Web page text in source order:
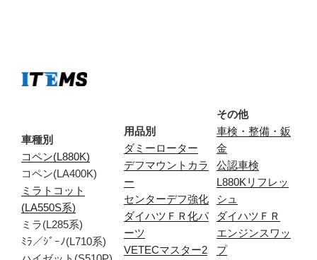
車種別
コペン(L880K)
コペン(LA400K)
ミラトコット
(LA550S系)
ミラ(L285系)
ﾐﾗ／ｼﾞｰﾉ(L710系)
用品別
ダミーローター
デフマウントカラ
ー
センターデフ強化
ダイハツＦＲ化パ
ーツ
VETECマスター2
その他
車検・整備・鈑
金
公認車検
L880Kリフレッ
シュ
ダイハツＦＲ
エンジンスワッ
プ